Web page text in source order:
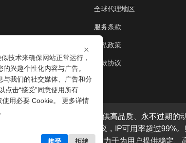
全球代理地区
服务条款
隐私政策
退款协议
IP 代理服务提供商，我们提供高品质、永不过期的
协议，IP可用率超过99%
测试、SEO等。穿云代理致力于为用户提供稳定、
×
技术来确保网站正常运行，
兴趣个性化内容与广告。
与我们的社交媒体、广告和分
点击“接受”同意使用所有
使用必要 Cookie。 更多详情
。